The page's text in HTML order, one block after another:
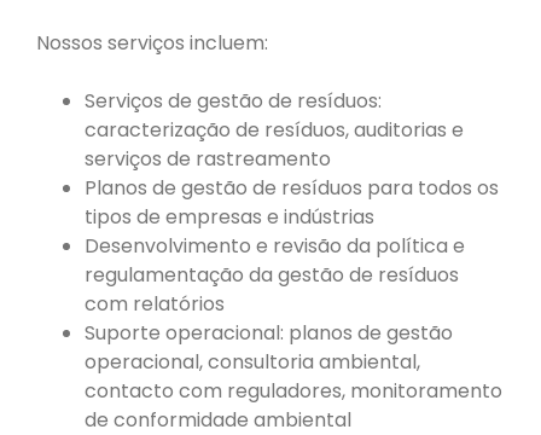
Nossos serviços incluem:
Serviços de gestão de resíduos:
caracterização de resíduos, auditorias e
serviços de rastreamento
Planos de gestão de resíduos para todos os
tipos de empresas e indústrias
Desenvolvimento e revisão da política e
regulamentação da gestão de resíduos
com relatórios
Suporte operacional: planos de gestão
operacional, consultoria ambiental,
contacto com reguladores, monitoramento
de conformidade ambiental